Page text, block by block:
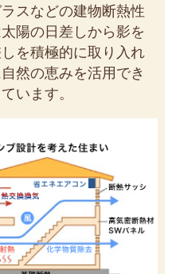
スなどの建物断熱性
陽の日差しから影を
を積極的に取り入れ
然の恵みを活用でき
います。